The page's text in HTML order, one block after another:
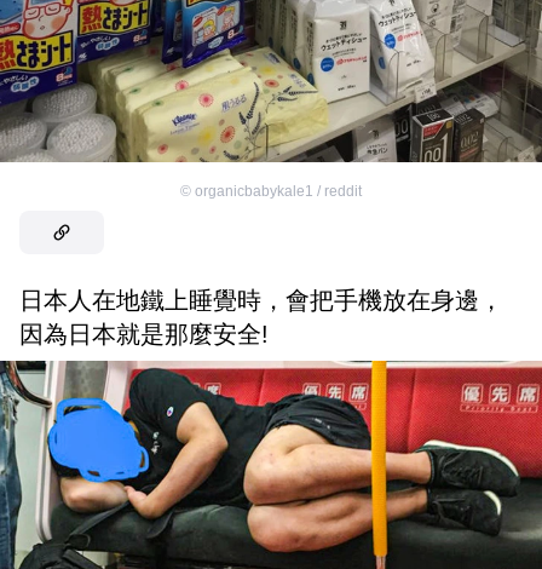
© organicbabykale1 / reddit
日本人在地鐵上睡覺時，會把手機放在身邊，
因為日本就是那麼安全!